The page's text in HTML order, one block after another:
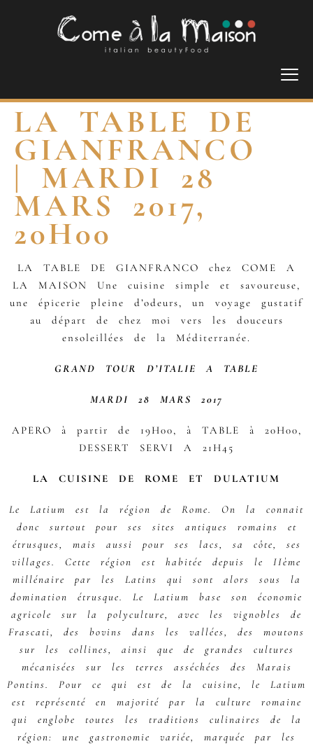
LA TABLE DE
GIANFRANCO
| MARDI 28
MARS 2017,
20H00
LA TABLE DE GIANFRANCO chez COME A
LA MAISON Une cuisine simple et savoureuse,
une épicerie pleine d’odeurs, un voyage gustatif
au départ de chez moi vers les douceurs
ensoleillées de la Méditerranée.
GRAND TOUR D’ITALIE A TABLE
MARDI 28 MARS 2017
APERO à partir de 19H00, à TABLE à 20H00,
DESSERT SERVI A 21H45
LA CUISINE DE ROME ET DULATIUM
Le Latium est la région de Rome. On la connait
donc surtout pour ses sites antiques romains et
étrusques, mais aussi pour ses lacs, sa côte, ses
villages. Cette région est habitée depuis le IIème
millénaire par les Latins qui sont alors sous la
domination étrusque. Le Latium base son économie
agricole sur la polyculture, avec les vignobles de
Frascati, des bovins dans les vallées, des moutons
sur les collines, ainsi que de grandes cultures
mécanisées sur les terres asséchées des Marais
Pontins. Pour ce qui est de la cuisine, le Latium
est représenté en majorité par la culture romaine
qui englobe toutes les traditions culinaires de la
région: une gastronomie variée, marquée par les